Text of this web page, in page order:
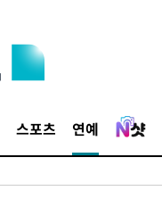
스포츠 연예